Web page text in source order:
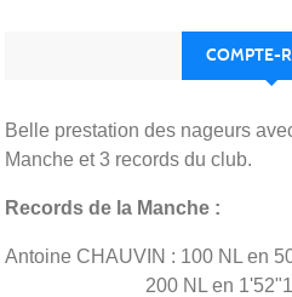
COMPTE-
Belle prestation des nageurs
Manche et 3 records du club.
Records de la Manche :
Antoine CHAUVIN : 100 NL en
200 NL en